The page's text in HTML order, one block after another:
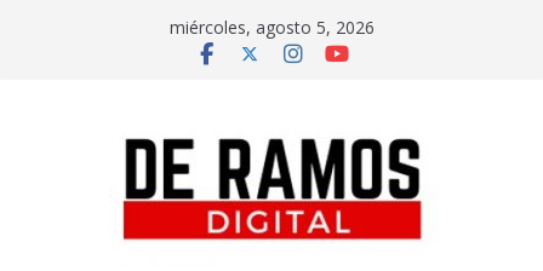
miércoles, agosto 5, 2026